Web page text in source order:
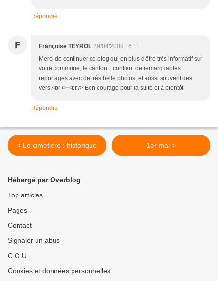
Répondre
F Françoise TEYROL 29/04/2009 16:11
Merci de continuer ce blog qui en plus d'être très informatif sur
votre commune, le canton... contient de remarquables
reportages avec de très belle photos, et aussi souvent des
vers.<br /> <br /> Bon courage pour la suite et à bientôt
Répondre
< Le cimetière : historique 1er mai >
Hébergé par Overblog
Top articles
Pages
Contact
Signaler un abus
C.G.U.
Cookies et données personnelles